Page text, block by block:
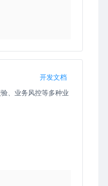
开发文档
、业务风控等多种业